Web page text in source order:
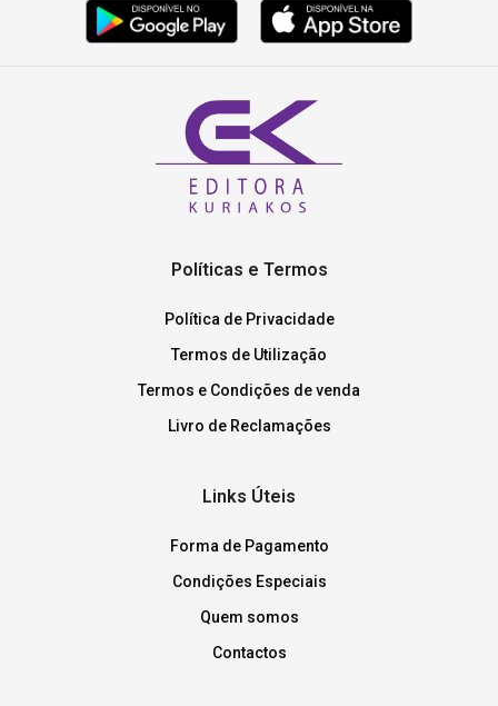
Políticas e Termos
Política de Privacidade
Termos de Utilização
Termos e Condições de venda
Livro de Reclamações
Links Úteis
Forma de Pagamento
Condições Especiais
Quem somos
Contactos